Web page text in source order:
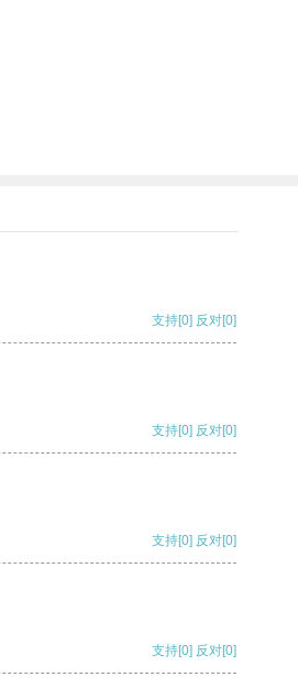
支持[0] 反对[0]
支持[0] 反对[0]
支持[0] 反对[0]
支持[0] 反对[0]